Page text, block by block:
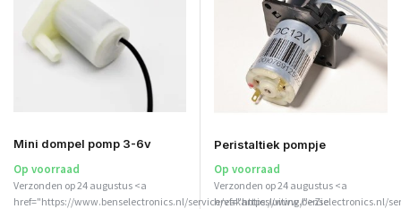
Mini dompel pomp 3-6v
Op voorraad
Verzonden op 24 augustus <a
href="https://www.benselectronics.nl/service/vakantiesluiting/">Zie
Peristaltiek pompje
Op voorraad
Verzonden op 24 augustus <a
href="https://www.benselectronics.nl/